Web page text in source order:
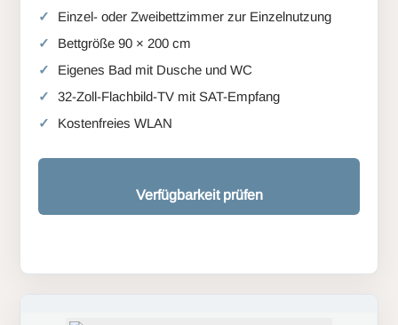
Einzel- oder Zweibettzimmer zur Einzelnutzung
Bettgröße 90 × 200 cm
Eigenes Bad mit Dusche und WC
32-Zoll-Flachbild-TV mit SAT-Empfang
Kostenfreies WLAN
Verfügbarkeit prüfen